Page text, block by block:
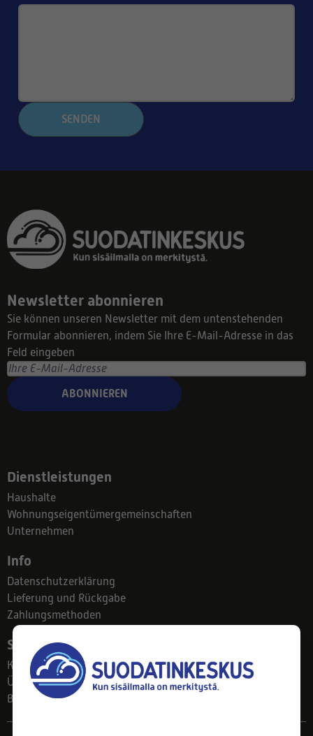
SENDEN
Newsletter abonnieren
Sie können unseren Newsletter mit dem untenstehenden
Formular abonnieren, indem Sie Ihre E-Mail-Adresse in das
Feld eingeben
ABONNIEREN
Dienstleistungen
Haushalte
Wohnungseigentümergemeinschaften
Unternehmen
Info
Datenschutzerklärung
Lieferung und Rückgabe
Zahlungsmethoden
Suodatinkeskus
Kontakt
Über uns
Blog